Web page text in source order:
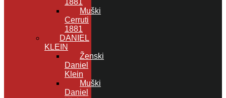
Muški
Cerruti
1881
DANIEL
KLEIN
Ženski
Daniel
Klein
Muški
Daniel